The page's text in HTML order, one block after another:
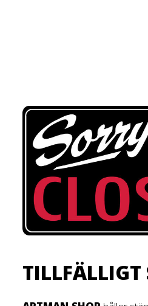
TILLFÄLLIGT